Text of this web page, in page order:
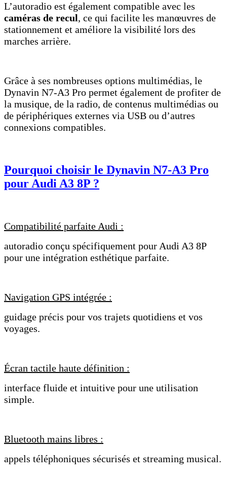
L’autoradio est également compatible avec les
caméras de recul, ce qui facilite les manœuvres de
stationnement et améliore la visibilité lors des
marches arrière.
Grâce à ses nombreuses options multimédias, le
Dynavin N7-A3 Pro permet également de profiter de
la musique, de la radio, de contenus multimédias ou
de périphériques externes via USB ou d’autres
connexions compatibles.
Pourquoi choisir le Dynavin N7-A3 Pro
pour Audi A3 8P ?
Compatibilité parfaite Audi :
autoradio conçu spécifiquement pour Audi A3 8P
pour une intégration esthétique parfaite.
Navigation GPS intégrée :
guidage précis pour vos trajets quotidiens et vos
voyages.
Écran tactile haute définition :
interface fluide et intuitive pour une utilisation
simple.
Bluetooth mains libres :
appels téléphoniques sécurisés et streaming musical.